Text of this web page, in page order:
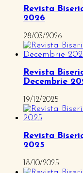
Revista
2026
28/03/2026
Revista
Decembrie
19/12/2025
Revista
2025
18/10/2025